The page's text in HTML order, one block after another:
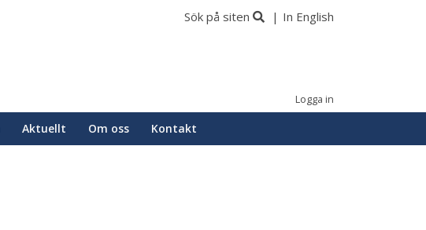
Sök på siten In English
Logga in
Aktuellt Om oss Kontakt